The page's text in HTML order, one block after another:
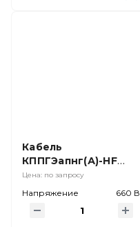
Кабель
КППГЭапнг(А)-HF
27х2,5
Цена: по запросу
Напряжение 660 В